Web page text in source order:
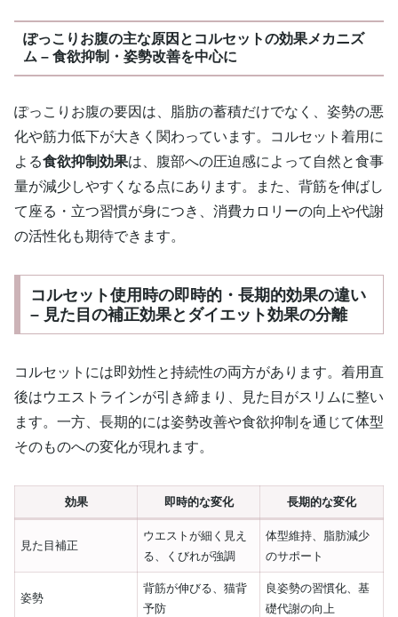
ぽっこりお腹の主な原因とコルセットの効果メカニズ
ム – 食欲抑制・姿勢改善を中心に
ぽっこりお腹の要因は、脂肪の蓄積だけでなく、姿勢の悪
化や筋力低下が大きく関わっています。コルセット着用に
よる食欲抑制効果は、腹部への圧迫感によって自然と食事
量が減少しやすくなる点にあります。また、背筋を伸ばし
て座る・立つ習慣が身につき、消費カロリーの向上や代謝
の活性化も期待できます。
コルセット使用時の即時的・長期的効果の違い
– 見た目の補正効果とダイエット効果の分離
コルセットには即効性と持続性の両方があります。着用直
後はウエストラインが引き締まり、見た目がスリムに整い
ます。一方、長期的には姿勢改善や食欲抑制を通じて体型
そのものへの変化が現れます。
効果 即時的な変化 長期的な変化
見た目補正
ウエストが細く見え
る、くびれが強調
体型維持、脂肪減少
のサポート
姿勢
背筋が伸びる、猫背
予防
良姿勢の習慣化、基
礎代謝の向上